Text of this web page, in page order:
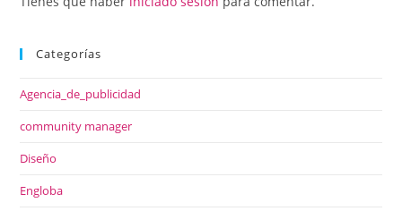
Categorías
Agencia_de_publicidad
community manager
Diseño
Engloba